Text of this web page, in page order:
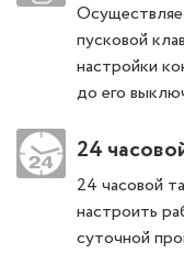
пусковой
настройки
до его
24
24 часовой
настроить
суточной